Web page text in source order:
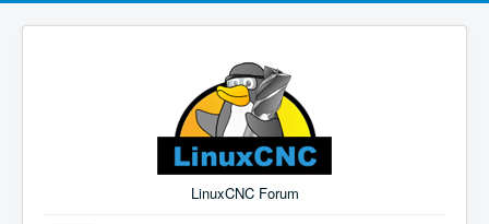
LinuxCNC Forum